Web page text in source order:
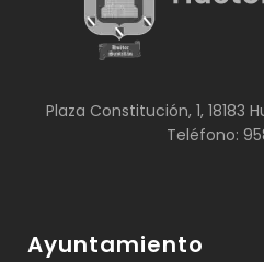
Plaza Constitución, 1, 18183
Teléfono:
Ayuntamiento